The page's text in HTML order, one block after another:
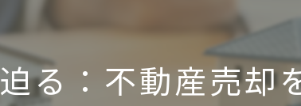
る：不動産売却